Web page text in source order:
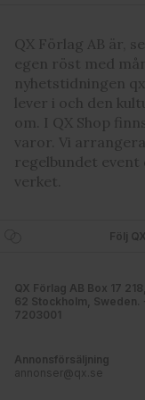
QX Förlag AB är,
egen röst med
nyhetstidningen
lever i och den
om. I QX Shop
varor. Vi
regelbundet event
verket.
Följ
QX Förlag AB Box 17
62 Stockholm, Sweden.
7203001
Annonsförsäljning
annonser@qx.se